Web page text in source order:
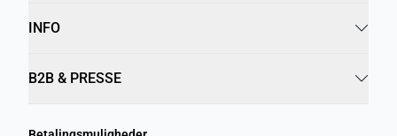
INFO
B2B & PRESSE